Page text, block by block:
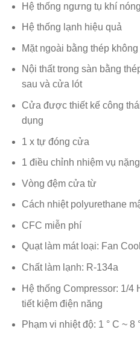
Hệ thống ngưng tụ khí nóng
Hệ thống lạnh hiệu quả
Mặt ngoài bằng thép không
Nội thất trong sàn bằng
sau và cửa lót
Cửa được thiết kế công
dụng
1 x tự đóng cửa
1 điều chỉnh nhiệm vụ
Vòng đệm cửa từ
Cách nhiệt polyurethane
CFC miễn phí
Quạt làm mát loại: Fan
Chất làm lạnh: R-134a
Hệ thống Compressor: 1/4
tiết kiệm điện năng
Phạm vi nhiệt độ: 1 ° C ~ 8